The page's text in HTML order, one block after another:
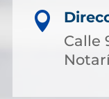

Calle